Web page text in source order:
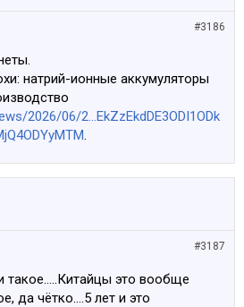
#3186
натрий-ионные аккумуляторы
2026/06/2...EkZzEkdDE3ODI1ODk
.
#3187
это вообще
да чётко....5 лет и это